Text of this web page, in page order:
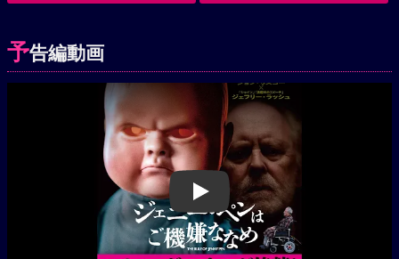
予告編動画
Play